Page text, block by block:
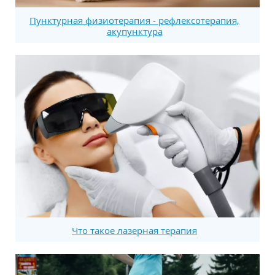
Пунктурная физиотерапия - рефлексотерапия,
акупунктура
Что такое лазерная терапия